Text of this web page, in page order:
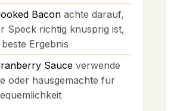
Bacon achte darauf,
Speck richtig knusprig ist,
Ergebnis
Sauce verwende
oder hausgemachte für